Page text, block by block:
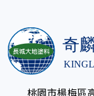
桃園市楊梅區